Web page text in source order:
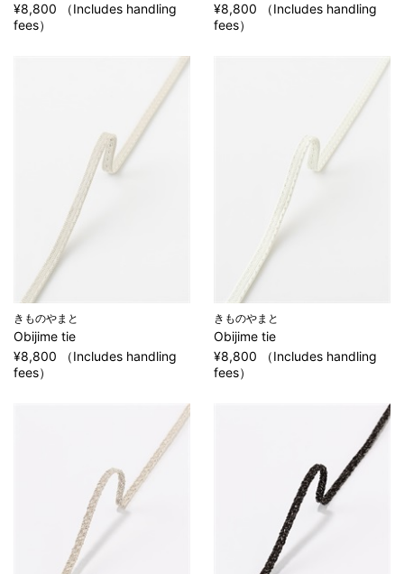
¥8,800 （Includes handling
fees）
¥8,800 （Includes handling
fees）
きものやまと
Obijime tie
¥8,800 （Includes handling
fees）
きものやまと
Obijime tie
¥8,800 （Includes handling
fees）